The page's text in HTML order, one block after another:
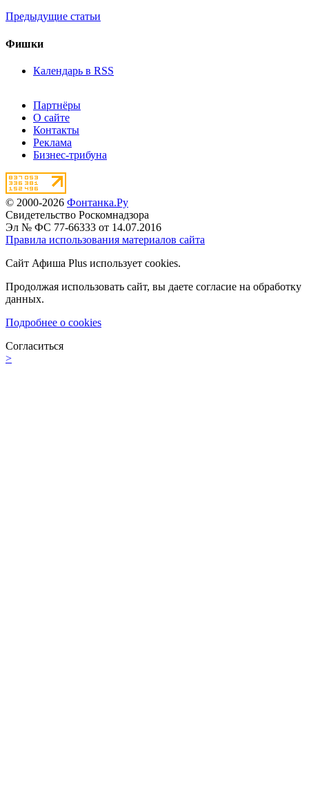
Предыдущие статьи
Фишки
Календарь в RSS
Партнёры
О сайте
Контакты
Реклама
Бизнес-трибуна
© 2000-2026 Фонтанка.Ру
Свидетельство Роскомнадзора
Эл № ФС 77-66333 от 14.07.2016
Правила использования материалов сайта
Сайт Афиша Plus использует cookies.
Продолжая использовать сайт, вы даете согласие на обработку
данных.
Подробнее о cookies
Согласиться
>